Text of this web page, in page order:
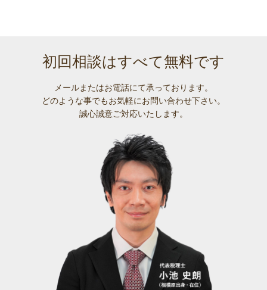
初回相談はすべて無料です
メールまたはお電話にて承っております。
どのような事でもお気軽にお問い合わせ下さい。
誠心誠意ご対応いたします。